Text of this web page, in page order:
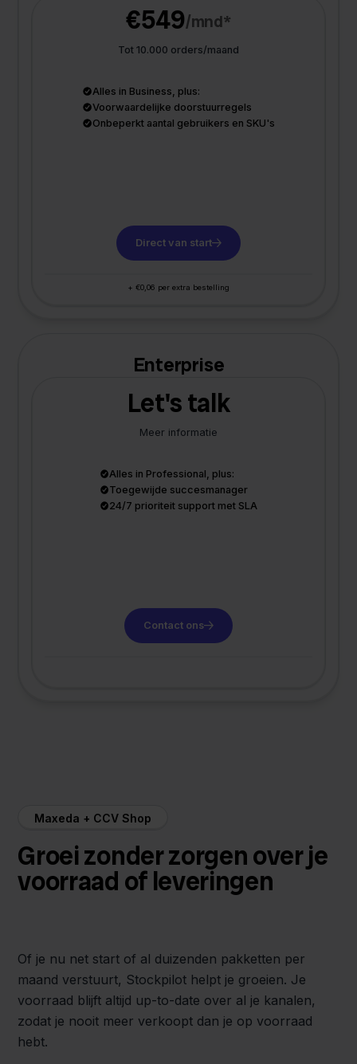
€549/mnd*
Tot 10.000 orders/maand
Alles in Business, plus:
Voorwaardelijke doorstuurregels
Onbeperkt aantal gebruikers en SKU's
Direct van start
+ €0,06 per extra bestelling
Enterprise
Let's talk
Meer informatie
Alles in Professional, plus:
Toegewijde succesmanager
24/7 prioriteit support met SLA
Contact ons
Maxeda + CCV Shop
Groei zonder zorgen over je
voorraad of leveringen
Of je nu net start of al duizenden pakketten per
maand verstuurt, Stockpilot helpt je groeien. Je
voorraad blijft altijd up-to-date over al je kanalen,
zodat je nooit meer verkoopt dan je op voorraad
hebt.